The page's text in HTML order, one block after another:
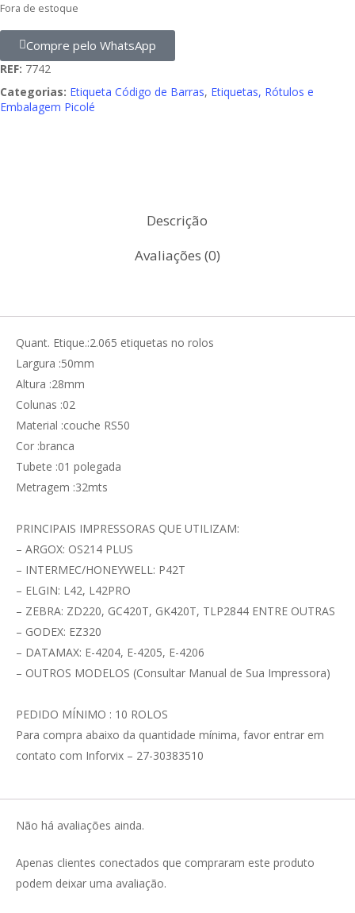
Fora de estoque
Compre pelo WhatsApp
REF: 7742
Categorias: Etiqueta Código de Barras, Etiquetas, Rótulos e
Embalagem Picolé
Descrição
Avaliações (0)
Quant. Etique.:2.065 etiquetas no rolos
Largura :50mm
Altura :28mm
Colunas :02
Material :couche RS50
Cor :branca
Tubete :01 polegada
Metragem :32mts
PRINCIPAIS IMPRESSORAS QUE UTILIZAM:
– ARGOX: OS214 PLUS
– INTERMEC/HONEYWELL: P42T
– ELGIN: L42, L42PRO
– ZEBRA: ZD220, GC420T, GK420T, TLP2844 ENTRE OUTRAS
– GODEX: EZ320
– DATAMAX: E-4204, E-4205, E-4206
– OUTROS MODELOS (Consultar Manual de Sua Impressora)
PEDIDO MÍNIMO : 10 ROLOS
Para compra abaixo da quantidade mínima, favor entrar em
contato com Inforvix – 27-30383510
Não há avaliações ainda.
Apenas clientes conectados que compraram este produto
podem deixar uma avaliação.